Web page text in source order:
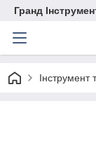
Гранд
Інструмент